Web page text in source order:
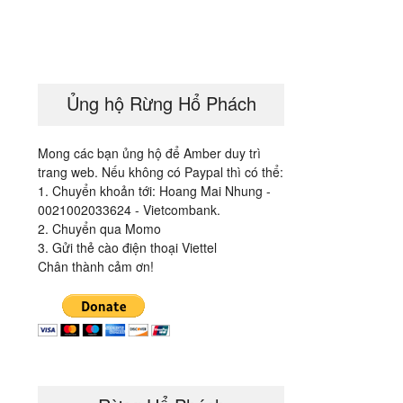
Ủng hộ Rừng Hổ Phách
Mong các bạn ủng hộ để Amber duy trì
trang web. Nếu không có Paypal thì có thể:
1. Chuyển khoản tới: Hoang Mai Nhung -
0021002033624 - Vietcombank.
2. Chuyển qua Momo
3. Gửi thẻ cào điện thoại Viettel
Chân thành cảm ơn!